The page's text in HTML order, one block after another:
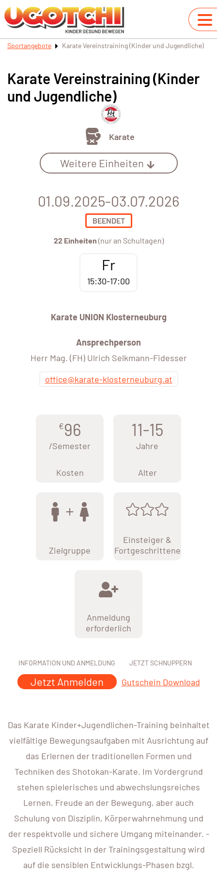
Sportangebote Karate Vereinstraining (Kinder und Jugendliche)
Karate Vereinstraining (Kinder
und Jugendliche)
Karate
Weitere Einheiten
01.09.2025-03.07.2026
BEENDET
22 Einheiten (nur an Schultagen)
Fr
15:30-17:00
Karate UNION Klosterneuburg
Ansprechperson
Herr Mag. (FH) Ulrich Selkmann-Fidesser
office@karate-klosterneuburg.at
€96
/Semester
Kosten
11-15
Jahre
Alter
Zielgruppe
Einsteiger &
Fortgeschrittene
Anmeldung
erforderlich
INFORMATION UND ANMELDUNG
Jetzt Anmelden
JETZT SCHNUPPERN
Gutschein Download
Das Karate Kinder+Jugendlichen-Training beinhaltet
vielfältige Bewegungsaufgaben mit Ausrichtung auf
das Erlernen der traditionellen Formen und
Techniken des Shotokan-Karate. Im Vordergrund
stehen spielerisches und abwechslungsreiches
Lernen, Freude an der Bewegung, aber auch
Schulung von Disziplin, Körperwahrnehmung und
der respektvolle und sichere Umgang miteinander. -
Speziell Rücksicht in der Trainingsgestaltung wird
auf die sensiblen Entwicklungs-Phasen bzgl.